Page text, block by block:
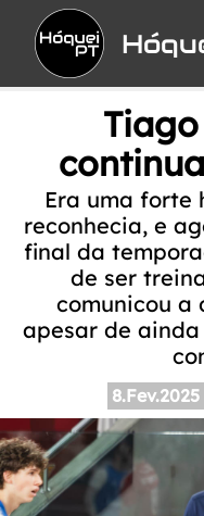
Era uma forte
reconhecia, e
final da
de ser
comunicou a
apesar de
8.Fev.2025